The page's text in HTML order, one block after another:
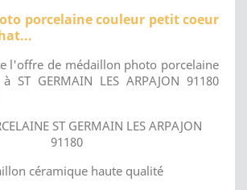
porcelaine couleur petit coeur
l'offre de médaillon photo porcelaine
ST GERMAIN LES ARPAJON 91180
ST GERMAIN LES ARPAJON
91180
céramique haute qualité